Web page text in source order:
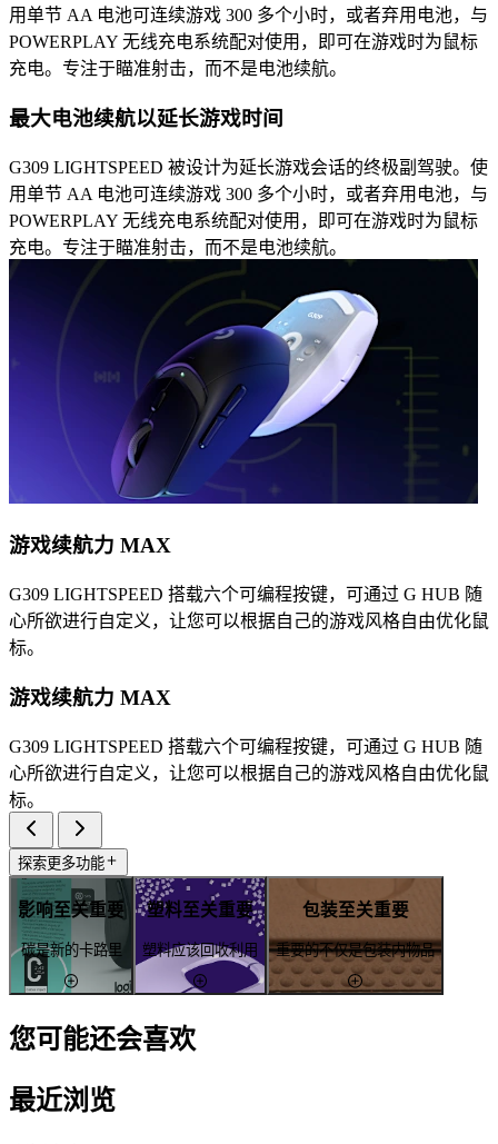
用单节 AA 电池可连续游戏 300 多个小时，或者弃用电池，与
POWERPLAY 无线充电系统配对使用，即可在游戏时为鼠标
充电。专注于瞄准射击，而不是电池续航。
最大电池续航以延长游戏时间
G309 LIGHTSPEED 被设计为延长游戏会话的终极副驾驶。使
用单节 AA 电池可连续游戏 300 多个小时，或者弃用电池，与
POWERPLAY 无线充电系统配对使用，即可在游戏时为鼠标
充电。专注于瞄准射击，而不是电池续航。
游戏续航力 MAX
G309 LIGHTSPEED 搭载六个可编程按键，可通过 G HUB 随
心所欲进行自定义，让您可以根据自己的游戏风格自由优化鼠
标。
游戏续航力 MAX
G309 LIGHTSPEED 搭载六个可编程按键，可通过 G HUB 随
心所欲进行自定义，让您可以根据自己的游戏风格自由优化鼠
标。
探索更多功能
影响至关重要
碳是新的卡路里
塑料至关重要
塑料应该回收利用
包装至关重要
重要的不仅是包装内物品
您可能还会喜欢
最近浏览